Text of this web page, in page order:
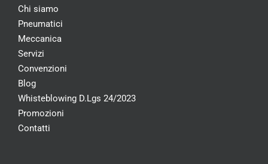
Chi siamo
Pneumatici
Meccanica
Servizi
Convenzioni
Blog
Whisteblowing D.Lgs 24/2023
Promozioni
Contatti